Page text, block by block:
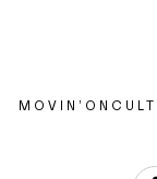
MOVIN’ON